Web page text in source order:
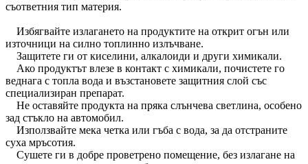
съответния тип материя.
Избягвайте излагането на продуктите на открит огън или
източници на силно топлинно излъчване.
Защитете ги от киселини, алкалоиди и други химикали.
Ако продуктът влезе в контакт с химикали, почистете го
веднага с топла вода и възстановете защитния слой със
специализиран препарат.
Не оставяйте продукта на пряка слънчева светлина, особено
зад стъкло на автомобил.
Използвайте мека четка или гъба с вода, за да отстраните
суха мръсотия.
Сушете ги в добре проветрено помещение, без излагане на